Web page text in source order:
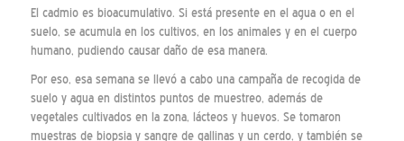
El cadmio es bioacumulativo. Si está presente en el agua o en el
suelo, se acumula en los cultivos, en los animales y en el cuerpo
humano, pudiendo causar daño de esa manera.
Por eso, esa semana se llevó a cabo una campaña de recogida de
suelo y agua en distintos puntos de muestreo, además de
vegetales cultivados en la zona, lácteos y huevos. Se tomaron
muestras de biopsia y sangre de gallinas y un cerdo, y también se